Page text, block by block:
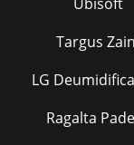
Targus
LG
Ragalta